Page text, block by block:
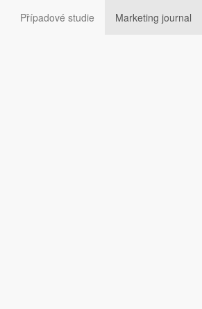
Případové studie
Marketing journal